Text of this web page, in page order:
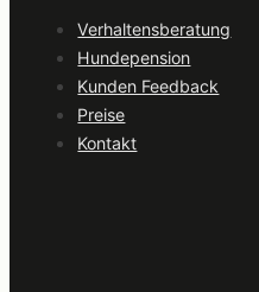
Verhaltensberatung
Hundepension
Kunden Feedback
Preise
Kontakt